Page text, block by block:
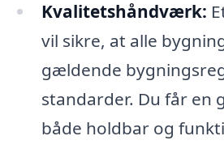
Kvalitetshåndværk:
vil sikre, at alle
gældende
standarder. Du får en
både holdbar og